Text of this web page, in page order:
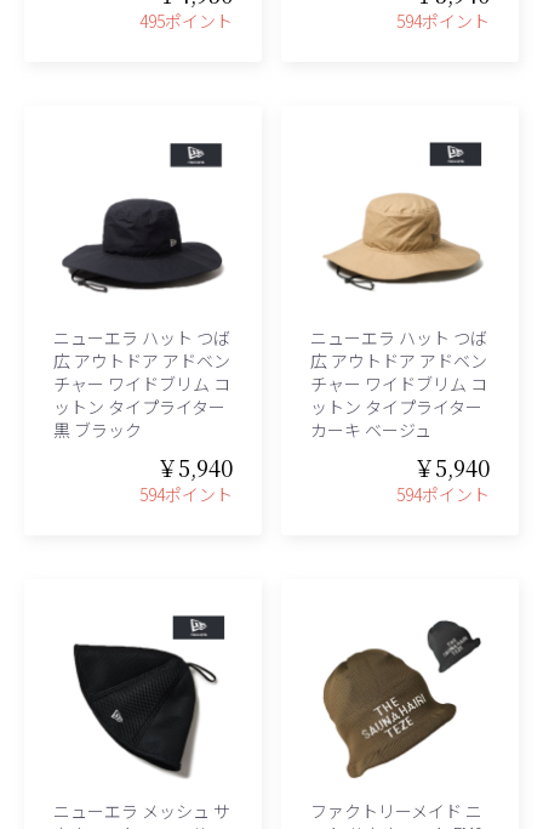
495ポイント 594ポイント
ニューエラ ハット つば
広 アウトドア アドベン
チャー ワイドブリム コ
ットン タイプライター
黒 ブラック
￥5,940
594ポイント
ニューエラ ハット つば
広 アウトドア アドベン
チャー ワイドブリム コ
ットン タイプライター
カーキ ベージュ
￥5,940
594ポイント
ニューエラ メッシュ サ
ファクトリーメイド ニ